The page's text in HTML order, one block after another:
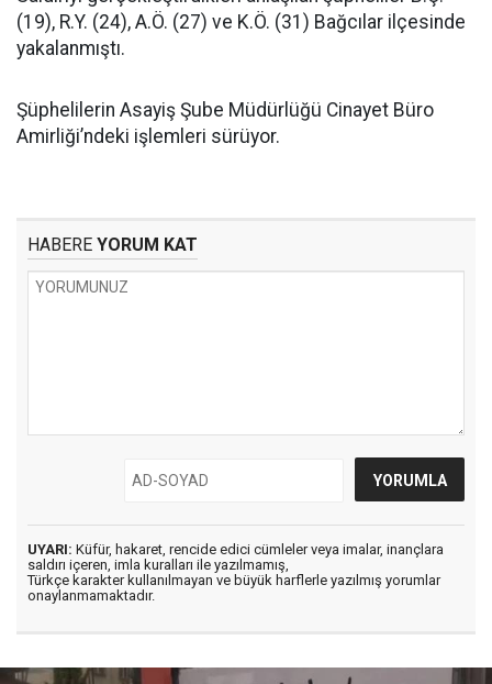
(19), R.Y. (24), A.Ö. (27) ve K.Ö. (31) Bağcılar ilçesinde
yakalanmıştı.
Şüphelilerin Asayiş Şube Müdürlüğü Cinayet Büro
Amirliği’ndeki işlemleri sürüyor.
HABERE YORUM KAT
UYARI: Küfür, hakaret, rencide edici cümleler veya imalar, inançlara
saldırı içeren, imla kuralları ile yazılmamış,
Türkçe karakter kullanılmayan ve büyük harflerle yazılmış yorumlar
onaylanmamaktadır.